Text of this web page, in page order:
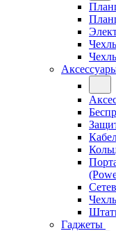
Гаджеты